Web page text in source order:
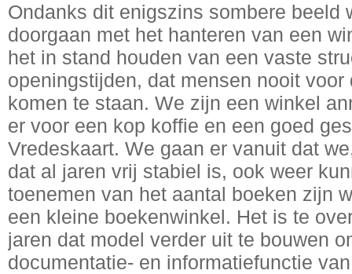
Ondanks dit enigszins sombere beeld
doorgaan met het hanteren van een
het in stand houden van een vaste
openingstijden, dat mensen nooit voor
komen te staan. We zijn een winkel
er voor een kop koffie en een goed
Vredeskaart. We gaan er vanuit dat
dat al jaren vrij stabiel is, ook weer
toenemen van het aantal boeken zijn
een kleine boekenwinkel. Het is te
jaren dat model verder uit te bouwen
documentatie- en informatiefunctie